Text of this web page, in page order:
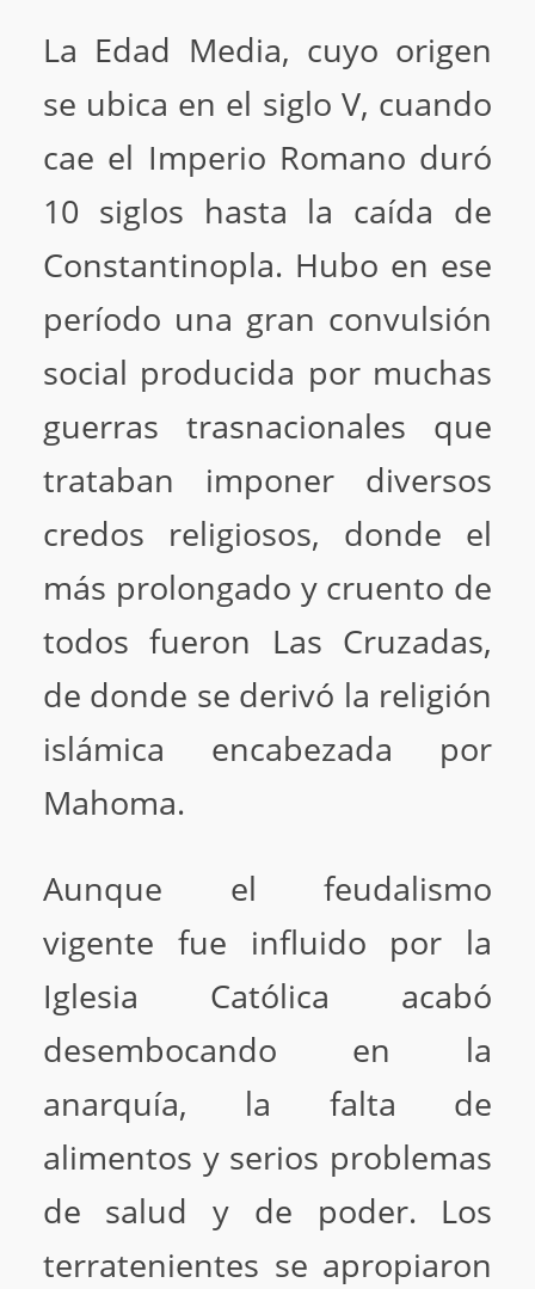
La Edad Media, cuyo origen
se ubica en el siglo V, cuando
cae el Imperio Romano duró
10 siglos hasta la caída de
Constantinopla. Hubo en ese
período una gran convulsión
social producida por muchas
guerras trasnacionales que
trataban imponer diversos
credos religiosos, donde el
más prolongado y cruento de
todos fueron Las Cruzadas,
de donde se derivó la religión
islámica encabezada por
Mahoma.
Aunque el feudalismo
vigente fue influido por la
Iglesia Católica acabó
desembocando en la
anarquía, la falta de
alimentos y serios problemas
de salud y de poder. Los
terratenientes se apropiaron